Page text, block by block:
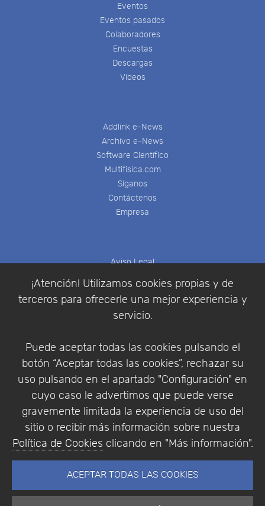
¡Atención! Utilizamos cookies propias y de
terceros para ofrecerle una mejor experiencia y
servicio.
Puede aceptar todas las cookies pulsando el
botón “Aceptar todas las cookies”, rechazar su
uso pulsando en el apartado "Configuración" en
cuyo caso le advertimos que puede verse
gravemente limitada la experiencia de uso del
sitio o recibir más información sobre nuestra
Política de Cookies clicando en "Más información".
ACEPTAR TODAS LAS COOKIES
Eventos
Eventos pasados
Colaboradores
Encuestas
Descargas
Videos
Addlink e-News
Archivo e-News
Software Científico
Multifisica.com
Síganos
Contáctenos
Empresa
Aviso Legal
Política de Privacidad
Condiciones de compra
Identificarse
Empresa|Aviso Legal| Política de Privacidad |
Política de Cookies
© Copyright 1994 - 2026. Addlink Software
Científico, S.L.
Portugal.